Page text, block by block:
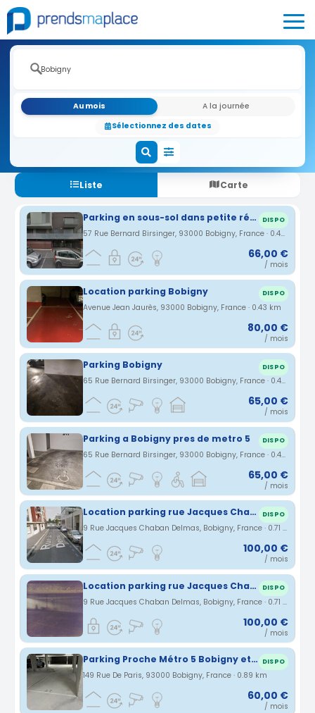
Au mois
A la journée
Sélectionnez des dates
Liste Carte
Parking en sous-sol dans petite résidence sécurisée DISPO
57 Rue Bernard Birsinger, 93000 Bobigny, France · 0.42 km
66,00 €
/ mois
Location parking Bobigny DISPO
Avenue Jean Jaurès, 93000 Bobigny, France · 0.43 km
80,00 €
/ mois
Parking Bobigny DISPO
65 Rue Bernard Birsinger, 93000 Bobigny, France · 0.46 km
65,00 €
/ mois
Parking a Bobigny pres de metro 5 DISPO
65 Rue Bernard Birsinger, 93000 Bobigny, France · 0.46 km
65,00 €
/ mois
Location parking rue Jacques Chaban Delmas à Bobigny (93) DISPO
9 Rue Jacques Chaban Delmas, Bobigny, France · 0.71 km
100,00 €
/ mois
Location parking rue Jacques Chaban Delmas à Bobigny (93) DISPO
9 Rue Jacques Chaban Delmas, Bobigny, France · 0.71 km
100,00 €
/ mois
Parking Proche Métro 5 Bobigny et RER E Noisy-le-Sec DISPO
149 Rue De Paris, 93000 Bobigny, France · 0.89 km
60,00 €
/ mois